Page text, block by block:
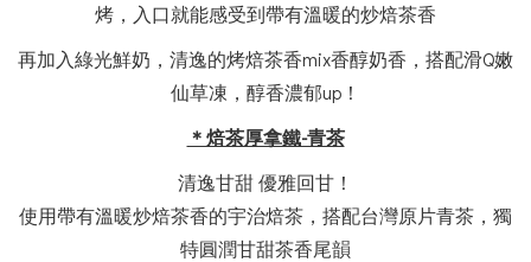
烤，入口就能感受到帶有溫暖的炒焙茶香
再加入綠光鮮奶，清逸的烤焙茶香mix香醇奶香，搭配滑Q嫩
仙草凍，醇香濃郁up！
＊焙茶厚拿鐵-青茶
清逸甘甜 優雅回甘！
使用帶有溫暖炒焙茶香的宇治焙茶，搭配台灣原片青茶，獨
特圓潤甘甜茶香尾韻